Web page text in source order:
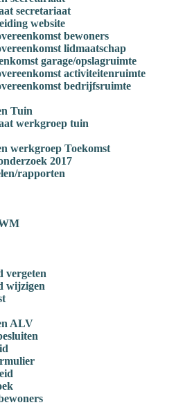
secretariaat
website
bewoners
lidmaatschap
garage/opslagruimte
activiteitenruimte
bedrijfsruimte
Tuin
werkgroep tuin
werkgroep Toekomst
2017
rapporten
vergeten
wijzigen
ALV